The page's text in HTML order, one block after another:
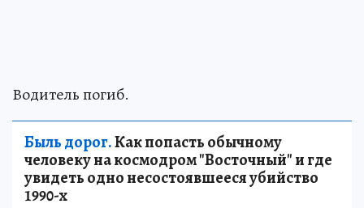
Водитель погиб.
Быль дорог.Как попасть обычному
человеку на космодром "Восточный" и где
увидеть одно несостоявшееся убийство
1990-х